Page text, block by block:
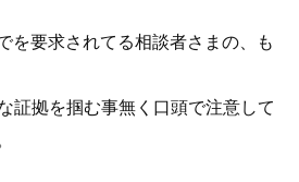
を要求されてる相談者さまの、も
証拠を掴む事無く口頭で注意して